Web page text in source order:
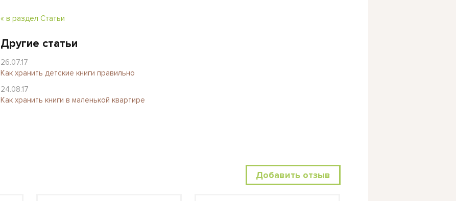
« в раздел Статьи
Другие статьи
26.07.17
Как хранить детские книги правильно
24.08.17
Как хранить книги в маленькой квартире
Добавить отзыв